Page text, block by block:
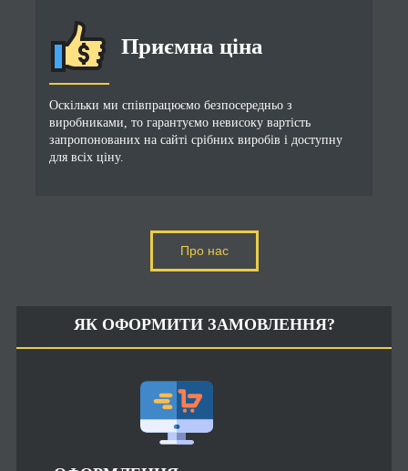
Приємна ціна
Оскільки ми співпрацюємо безпосередньо з
виробниками, то гарантуємо невисоку вартість
запропонованих на сайті срібних виробів і доступну
для всіх ціну.
Про нас
ЯК ОФОРМИТИ ЗАМОВЛЕННЯ?